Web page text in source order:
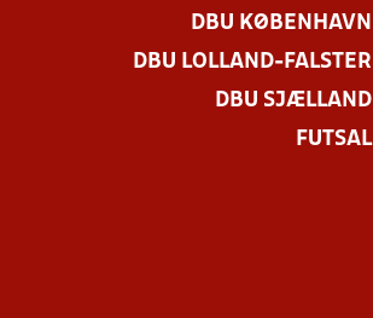
DBU KØBENHAVN
DBU LOLLAND-FALSTER
DBU SJÆLLAND
FUTSAL